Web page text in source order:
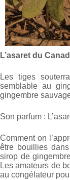
L’asaret du
Les tiges
semblable au
gingembre
Son parfum :
Comment on
être bouillies
sirop de
Les amateurs de
au congélateur